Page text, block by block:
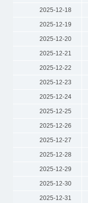
2025-12-18
2025-12-19
2025-12-20
2025-12-21
2025-12-22
2025-12-23
2025-12-24
2025-12-25
2025-12-26
2025-12-27
2025-12-28
2025-12-29
2025-12-30
2025-12-31